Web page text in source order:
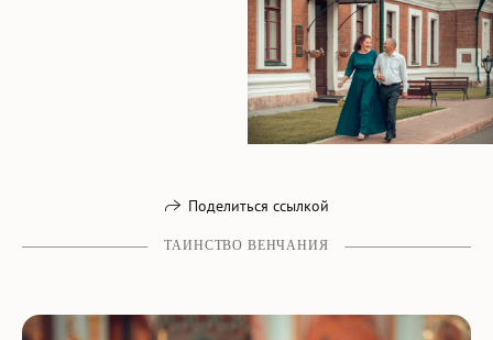
Поделиться ссылкой
ТАИНСТВО ВЕНЧАНИЯ